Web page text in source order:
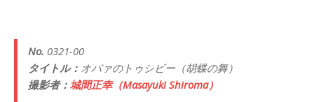
No. 0321-00
タイトル： オバァのトゥシビー（胡蝶の舞）
撮影者： 城間正幸（Masayuki Shiroma）